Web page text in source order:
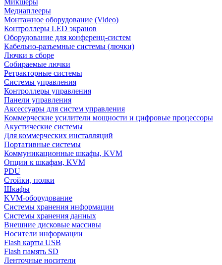
Микшеры
Медиаплееры
Монтажное оборудование (Video)
Контроллеры LED экранов
Оборудование для конференц-систем
Кабельно-разъемные системы (лючки)
Лючки в сборе
Собираемые лючки
Ретракторные системы
Системы управления
Контроллеры управления
Панели управления
Аксессуары для систем управления
Коммерческие усилители мощности и цифровые процессоры
Акустические системы
Для коммерческих инсталляций
Портативные системы
Коммуникационные шкафы, KVM
Опции к шкафам, KVM
PDU
Стойки, полки
Шкафы
KVM-оборудование
Системы хранения информации
Системы хранения данных
Внешние дисковые массивы
Носители информации
Flash карты USB
Flash память SD
Ленточные носители